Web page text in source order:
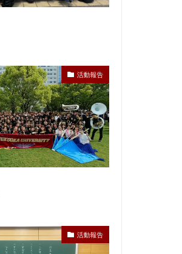
活動報告
活動報告